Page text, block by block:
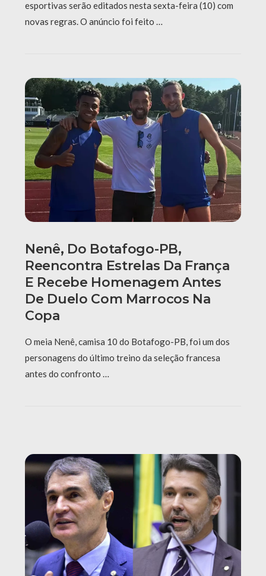
esportivas serão editados nesta sexta-feira (10) com
novas regras. O anúncio foi feito …
Nenê, Do Botafogo-PB,
Reencontra Estrelas Da França
E Recebe Homenagem Antes
De Duelo Com Marrocos Na
Copa
O meia Nenê, camisa 10 do Botafogo-PB, foi um dos
personagens do último treino da seleção francesa
antes do confronto …